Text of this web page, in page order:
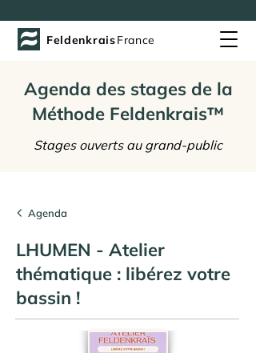
FeldenkraisFrance
Agenda des stages de la
Méthode Feldenkrais™
Stages ouverts au grand-public
Agenda
LHUMEN - Atelier
thématique : libérez votre
bassin !